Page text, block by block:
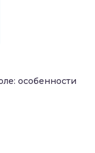
особенности